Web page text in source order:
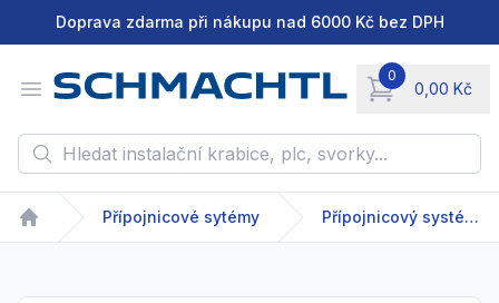
Doprava zdarma při nákupu nad 6000 Kč bez DPH
Open menu
0
0,00 Kč
items in cart,
Hledat instalační krabice, plc, svorky...
Home
Přípojnicové sytémy Přípojnicový systém - GDA/GDR - 63-2500 A